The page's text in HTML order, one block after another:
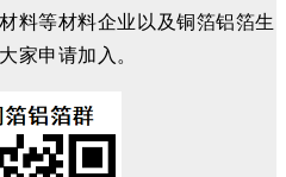
料等材料企业以及铜箔铝箔生
家申请加入。